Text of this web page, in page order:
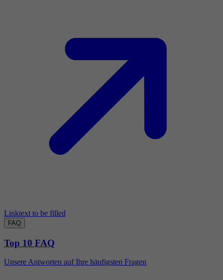
Linktext to be filled
FAQ
Top 10 FAQ
Unsere Antworten auf Ihre häufigsten Fragen